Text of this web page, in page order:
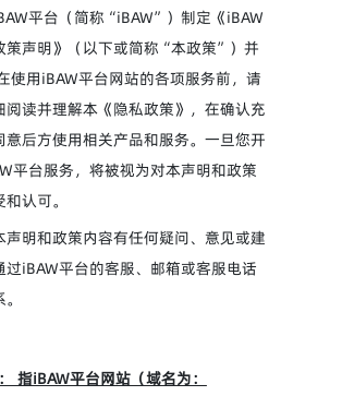
平台（简称“iBAW”）制定《iBAW
策声明》（以下或简称“本政策”）并
使用iBAW平台网站的各项服务前，请
阅读并理解本《隐私政策》，在确认充
意后方使用相关产品和服务。一旦您开
平台服务，将被视为对本声明和政策
认可。
声明和政策内容有任何疑问、意见或建
过iBAW平台的客服、邮箱或客服电话
指iBAW平台网站（域名为：